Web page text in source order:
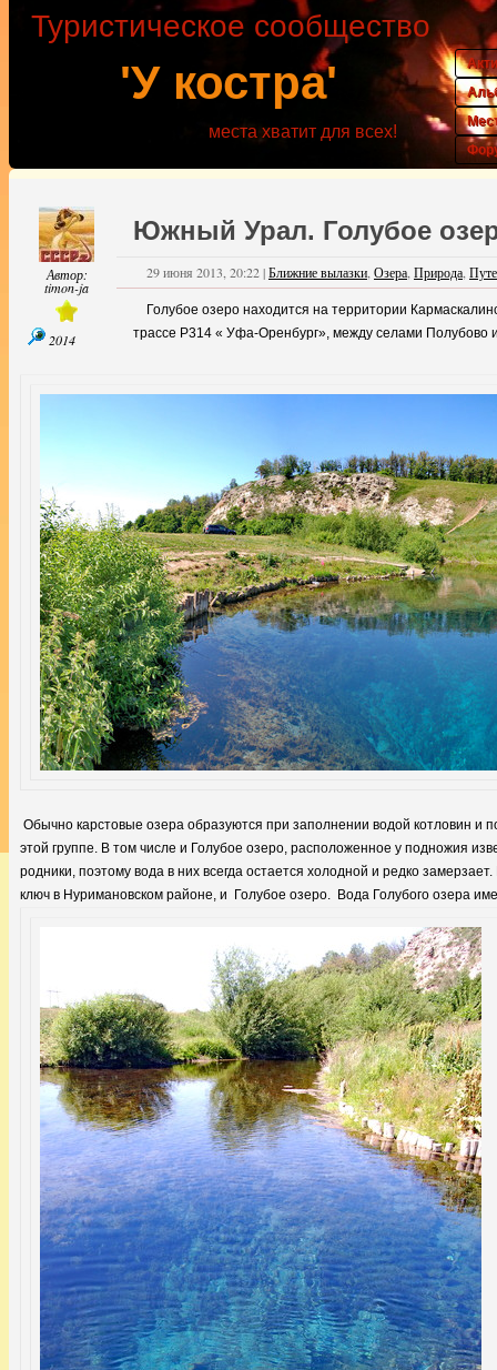
'У костра'
Туристическое сообщество
места хватит для всех!
Автор:
timon-ja
2014
Южный Урал. Голубое
29 июня 2013, 20:22|Ближние вылазки Озера Природа
Голубое озеро находится на территории
трассе Р314 « Уфа-Оренбург», между селами
Обычно карстовые озера образуются при заполнении водой котловин и
этой группе. В том числе и Голубое озеро, расположенное у подножия
родники, поэтому вода в них всегда остается холодной и редко
ключ в Нуримановском районе, и Голубое озеро. Вода Голубого озера